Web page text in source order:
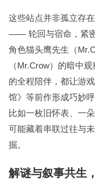
这些站点并非孤立存
—— 轮回与宿命，紧
角色猫头鹰先生（
（Mr.Crow）的暗中
的全程陪伴，都让游
馆》等前作形成巧妙
比如一枚旧怀表、一
可能藏着串联过往与
掘。
解谜与叙事共生